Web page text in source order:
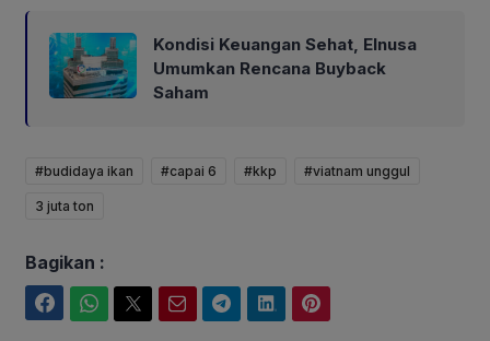
Kondisi Keuangan Sehat, Elnusa
Umumkan Rencana Buyback
Saham
#budidaya ikan #capai 6 #kkp #viatnam unggul
3 juta ton
Bagikan :